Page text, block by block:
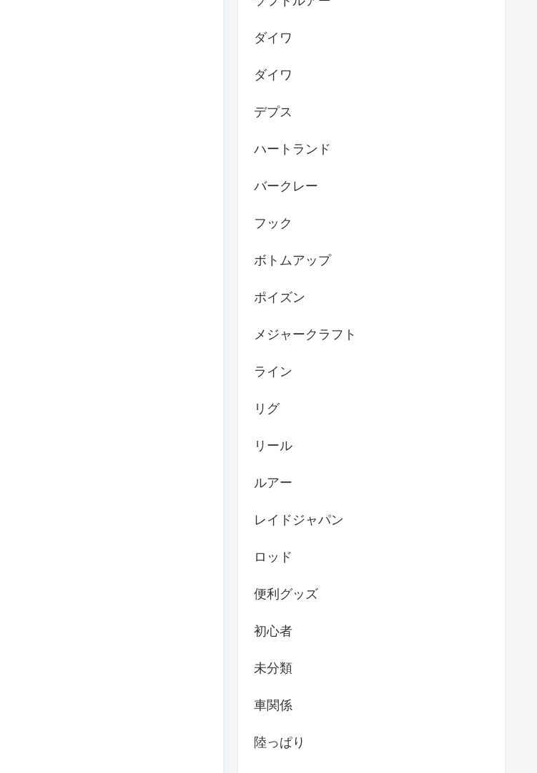
ダイワ
ダイワ
デプス
ハートランド
バークレー
フック
ボトムアップ
ポイズン
メジャークラフト
ライン
リグ
リール
ルアー
レイドジャパン
ロッド
便利グッズ
初心者
未分類
車関係
陸っぱり